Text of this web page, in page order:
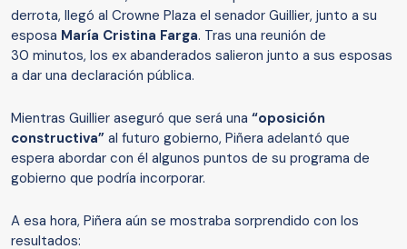
derrota, llegó al Crowne Plaza el senador Guillier, junto a su
esposa María Cristina Farga. Tras una reunión de
30 minutos, los ex abanderados salieron junto a sus esposas
a dar una declaración pública.
Mientras Guillier aseguró que será una “oposición
constructiva” al futuro gobierno, Piñera adelantó que
espera abordar con él algunos puntos de su programa de
gobierno que podría incorporar.
A esa hora, Piñera aún se mostraba sorprendido con los
resultados: